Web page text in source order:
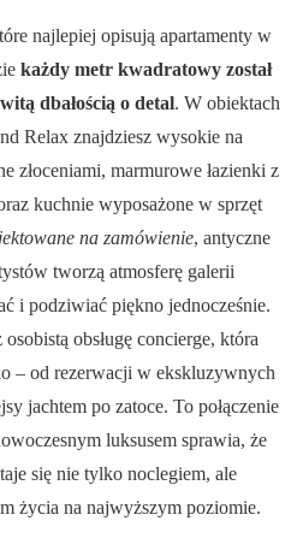
najlepiej opisują apartamenty w
każdy metr kwadratowy został
dbałością o detal. W obiektach
Relax znajdziesz wysokie na
złoceniami, marmurowe łazienki z
kuchnie wyposażone w sprzęt
na zamówienie, antyczne
tworzą atmosferę galerii
i podziwiać piękno jednocześnie.
obsługę concierge, która
– od rezerwacji w ekskluzywnych
jachtem po zatoce. To połączenie
luksusem sprawia, że
się nie tylko noclegiem, ale
życia na najwyższym poziomie.